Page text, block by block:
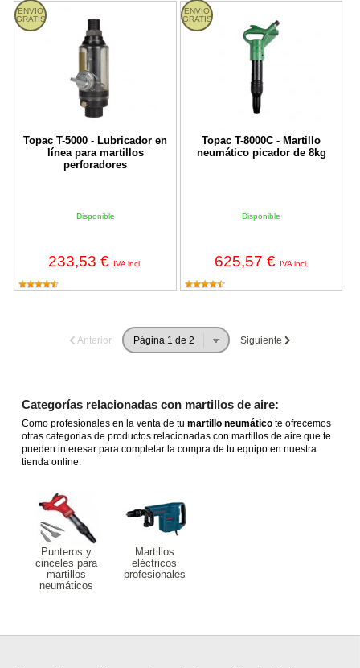
ENVIO
GRATIS
Topac T-5000 - Lubricador en
línea para martillos
perforadores
Disponible
233,53 € IVA incl.
T-5000 Topac
ENVIO
GRATIS
Topac T-8000C - Martillo
neumático picador de 8kg
Disponible
625,57 € IVA incl.
T-8000C Topac
Anterior Siguiente
Categorías relacionadas con martillos de aire:
Como profesionales en la venta de tumartillo neumáticote ofrecemos
otras categorias de productos relacionadas con martillos de aire que te
pueden interesar para completar la compra de tu equipo en nuestra
tienda online:
Punteros y
cinceles para
martillos
neumáticos
Martillos
eléctricos
profesionales